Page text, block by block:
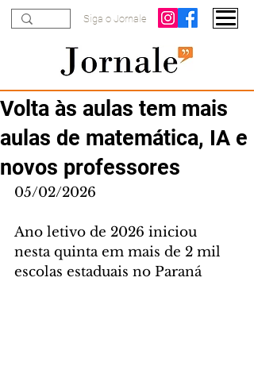
Siga o Jornale
Volta às aulas tem mais
aulas de matemática, IA e
novos professores
05/02/2026
Ano letivo de 2026 iniciou
nesta quinta em mais de 2 mil
escolas estaduais no Paraná